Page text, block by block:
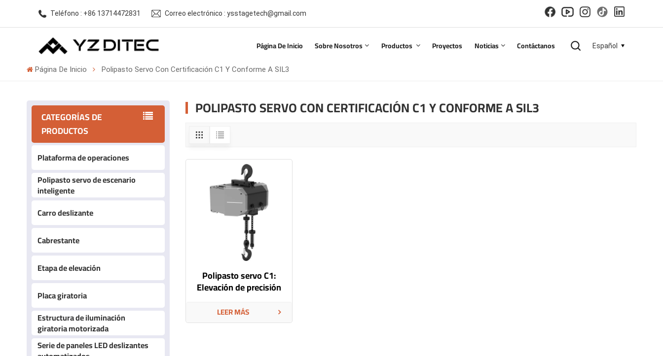
Teléfono : +86 13714472831 Correo electrónico : ysstagetech@gmail.com
Página De Inicio Sobre Nosotros Productos Proyectos Noticias Contáctanos Español
Página De Inicio Polipasto Servo Con Certificación C1 Y Conforme A SIL3
CATEGORÍAS DE
PRODUCTOS
Plataforma de operaciones
Polipasto servo de escenario
inteligente
Carro deslizante
Cabrestante
Etapa de elevación
Placa giratoria
Estructura de iluminación
giratoria motorizada
Serie de paneles LED deslizantes
POLIPASTO SERVO CON CERTIFICACIÓN C1 Y CONFORME A SIL3
Polipasto servo C1:
Elevación de precisión
dinámicas en el
escenario
LEER MÁS